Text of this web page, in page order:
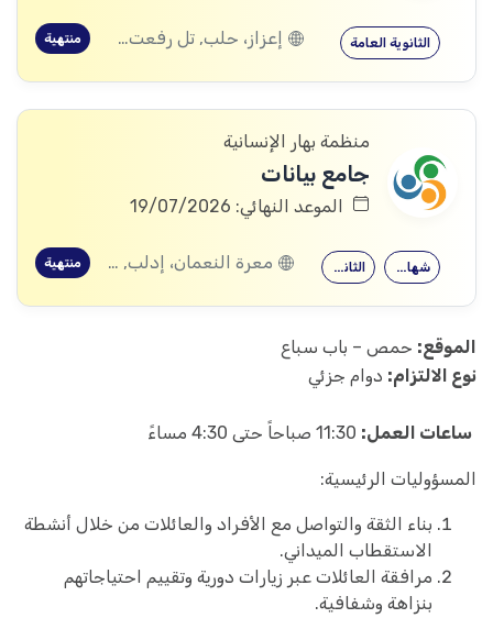
الثانوية العامة إعزاز، حلب, تل رفعت، إعزاز، حلب, كفرنبل، إدلب, إدلب, معرة النعمان، إدلب, كفر زيتا، حماة منتهية
منظمة بهار الإنسانية
جامع بيانات
الموعد النهائي: 19/07/2026
الثانوية العامة شهادة جامعية معرة النعمان، إدلب, كسب، اللاذقية منتهية
الموقع: حمص – باب سباع
نوع الالتزام: دوام جزئي
ساعات العمل:
المسؤوليات الرئيسية:
بناء الثقة والتواصل مع الأفراد والعائلات من خلال أنشطة
الاستقطاب الميداني.
مرافقة العائلات عبر زيارات دورية وتقييم احتياجاتهم
بنزاهة وشفافية.